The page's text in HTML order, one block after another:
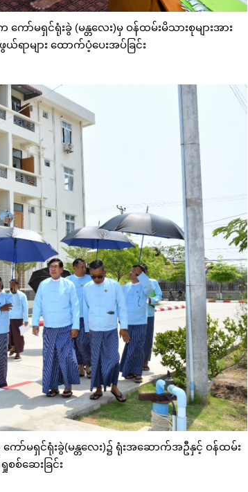
ာ်မရှင်ရုံးခွဲ (မန္တလေး)မှ ဝန်ထမ်းမိသားစုများအား
ရာများ ထောက်ပံ့ပေးအပ်ခြင်း
ာ်မရှင်ရုံးခွဲ(မန္တလေး)၌ ရုံးအဆောက်အဦနှင့် ဝန်ထမ်း
စ်ဆေးခြင်း